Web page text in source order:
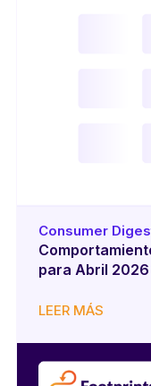
Consumer
para Abril 2026
LEER MÁS